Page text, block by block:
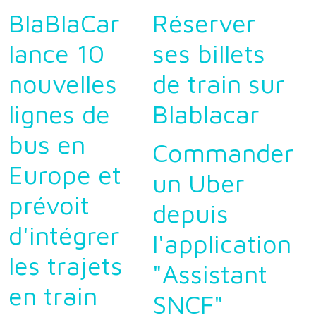
BlaBlaCar
lance 10
nouvelles
lignes de
bus en
Europe et
prévoit
d'intégrer
les trajets
en train
Réserver
ses billets
de train sur
Blablacar
Commander
un Uber
depuis
l'application
"Assistant
SNCF"